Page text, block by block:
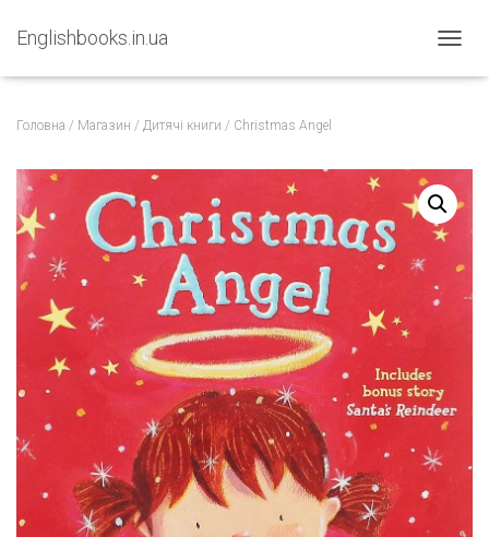
Englishbooks.in.ua
Головна / Магазин / Дитячі книги / Christmas Angel